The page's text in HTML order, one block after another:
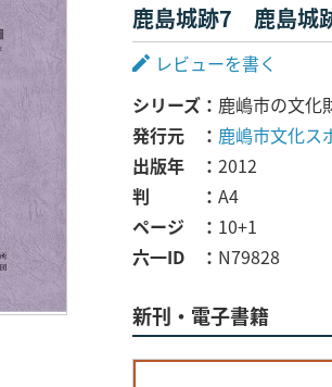
鹿島城跡7 鹿島城
レビューを書く
シリーズ
鹿嶋市の文化
発行元
鹿嶋市文化ス
出版年
2012
判
A4
ページ
10+1
六一ID
N79828
新刊・電子書籍